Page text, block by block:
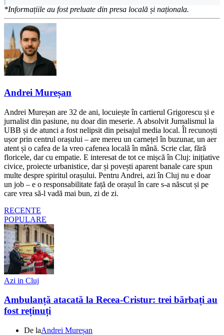
*Informațiile au fost preluate din presa locală și naționala.
Andrei Mureșan
Andrei Mureșan are 32 de ani, locuiește în cartierul Grigorescu și e
jurnalist din pasiune, nu doar din meserie. A absolvit Jurnalismul la
UBB și de atunci a fost nelipsit din peisajul media local. Îl recunoști
ușor prin centrul orașului – are mereu un carnețel în buzunar, un aer
atent și o cafea de la vreo cafenea locală în mână. Scrie clar, fără
floricele, dar cu empatie. E interesat de tot ce mișcă în Cluj: inițiative
civice, proiecte urbanistice, dar și povești aparent banale care spun
multe despre spiritul orașului. Pentru Andrei, azi în Cluj nu e doar
un job – e o responsabilitate față de orașul în care s-a născut și pe
care vrea să-l vadă mai bun, zi de zi.
RECENTE
POPULARE
Azi in Cluj
Ambulanță atacată la Recea-Cristur: trei bărbați au
fost reținuți
De laAndrei Mureșan